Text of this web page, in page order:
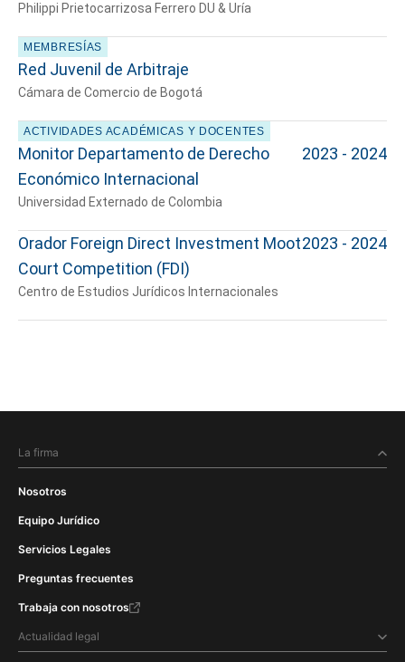
Philippi Prietocarrizosa Ferrero DU & Uría
MEMBRESÍAS
Red Juvenil de Arbitraje
Cámara de Comercio de Bogotá
ACTIVIDADES ACADÉMICAS Y DOCENTES
Monitor Departamento de Derecho
Económico Internacional
Universidad Externado de Colombia
2023 - 2024
Orador Foreign Direct Investment Moot
Court Competition (FDI)
Centro de Estudios Jurídicos Internacionales
2023 - 2024
La firma
Nosotros
Equipo Jurídico
Servicios Legales
Preguntas frecuentes
Trabaja con nosotros
Actualidad legal